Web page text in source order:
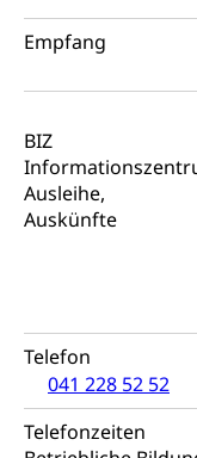
Empfang
BIZ
Ausleihe,
Auskünfte
Telefon
041 228 52 52
Telefonzeiten
sichere
Prävention
Suchtprävention,
Tabakprävention,
Sozialhilfe
Sucht und